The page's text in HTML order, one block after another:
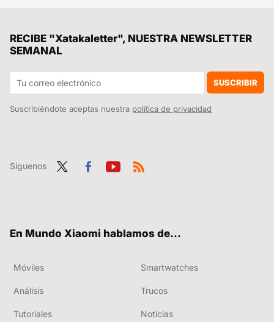
Xiaomi quiere que el POCO Launcher sea un auténtico cohete. Ha vuelto a actualizarlo con un montón de mejoras y te enseñamos cómo lo puedes instalar
RECIBE "Xatakaletter", NUESTRA NEWSLETTER
SEMANAL
SUSCRIBIR
Suscribiéndote aceptas nuestra política de privacidad
Síguenos
En Mundo Xiaomi hablamos de...
Móviles Smartwatches
Análisis Trucos
Tutoriales Noticias